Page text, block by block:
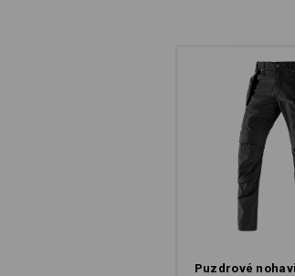
Puzdrové